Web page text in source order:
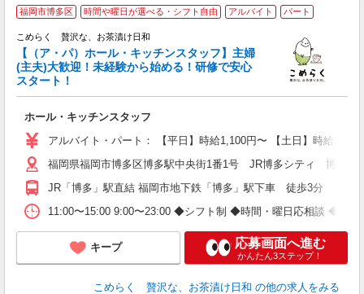
福岡市博多区 時間や曜日が選べる・シフト自由 アルバイト パート
こめらく 贅沢な、お茶漬け日和
【（ア・パ）ホール・キッチンスタッフ】主婦
(主夫)大歓迎！未経験から始める！研修で安心
スタート！
ホール・キッチンスタッフ
アルバイト・パート： 【平日】時給1,100円〜 【土日】時給1,100
福岡県福岡市博多区博多駅中央街1番1号 JR博多シティ 博多デ
JR「博多」駅直結 福岡市地下鉄「博多」駅下車 徒歩3分
11:00〜15:00 9:00〜23:00 ◆シフト制 ◆時間・曜日応相談 ◆1日
キープ 応募画面へ進む
かんたん3ステップ！
こめらく 贅沢な、お茶漬け日和 の他の求人をみる